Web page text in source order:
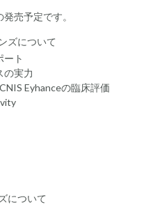
売予定です。
ズについて
ート
の実力
Eyhanceの臨床評価
について